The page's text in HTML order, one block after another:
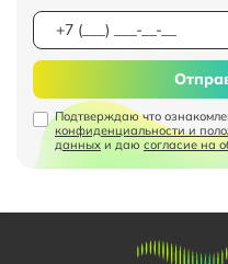
Подтверждаю что
конфиденциальности и
данных и даю согласие на